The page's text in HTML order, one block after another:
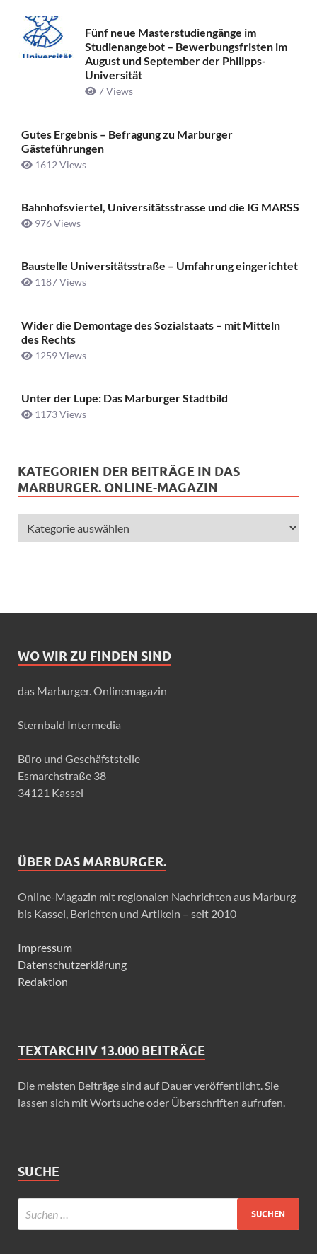
Fünf neue Masterstudiengänge im
Studienangebot – Bewerbungsfristen im
August und September der Philipps-
Universität
7 Views
Gutes Ergebnis – Befragung zu Marburger
Gästeführungen
1612 Views
Bahnhofsviertel, Universitätsstrasse und die IG MARSS
976 Views
Baustelle Universitätsstraße ­– Umfahrung eingerichtet
1187 Views
Wider die Demontage des Sozialstaats – mit Mitteln
des Rechts
1259 Views
Unter der Lupe: Das Marburger Stadtbild
1173 Views
KATEGORIEN DER BEITRÄGE IN DAS
MARBURGER. ONLINE-MAGAZIN
WO WIR ZU FINDEN SIND
das Marburger. Onlinemagazin
Sternbald Intermedia
Büro und Geschäfststelle
Esmarchstraße 38
34121 Kassel
ÜBER DAS MARBURGER.
Online-Magazin mit regionalen Nachrichten aus Marburg
bis Kassel, Berichten und Artikeln – seit 2010
Impressum
Datenschutzerklärung
Redaktion
TEXTARCHIV 13.000 BEITRÄGE
Die meisten Beiträge sind auf Dauer veröffentlicht. Sie
lassen sich mit Wortsuche oder Überschriften aufrufen.
SUCHE